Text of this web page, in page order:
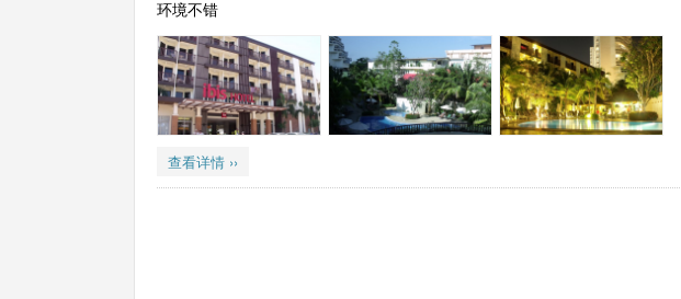
环境不错
查看详情 ››